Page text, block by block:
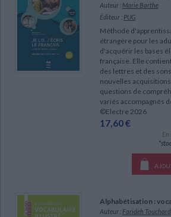
Auteur : Marie Barthe
Éditeur : PUG
Méthode
étrangère pour les
d'acquérir les bases
française. Elle
des lettres et des
nouvelles
questions de
variés accompagnés
©Electre 2026
17,60 €
En
Alphabétisation :
Auteur : Farideh Touchard